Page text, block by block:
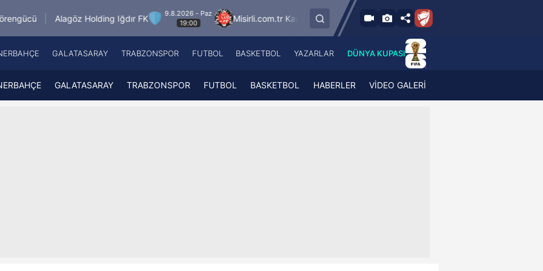
Holding Iğdır FK
9.8.2026 - Paz
19:00
Misirli.com.tr Karagümrük SMS Grup Sarıyerspor
9.8.2026 - Paz
19:00
Fenerbahçe
Galatasaray
A Spor
ATV
A Haber Radyo
A Spor Radyo
A News Radio
GALATASARAY TRABZONSPOR FUTBOL BASKETBOL YAZARLAR DÜNYA KUPASI
GALATASARAY TRABZONSPOR FUTBOL BASKETBOL HABERLER VİDEO GALERİ